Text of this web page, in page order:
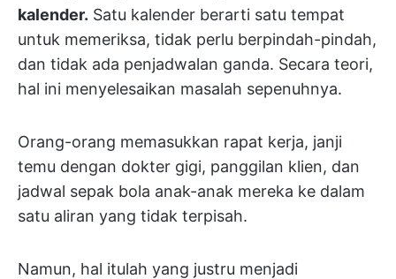
kalender. Satu kalender berarti satu tempat
untuk memeriksa, tidak perlu berpindah-pindah,
dan tidak ada penjadwalan ganda. Secara teori,
hal ini menyelesaikan masalah sepenuhnya.
Orang-orang memasukkan rapat kerja, janji
temu dengan dokter gigi, panggilan klien, dan
jadwal sepak bola anak-anak mereka ke dalam
satu aliran yang tidak terpisah.
Namun, hal itulah yang justru menjadi